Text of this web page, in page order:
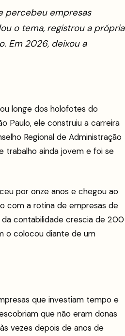
percebeu empresas
o tema, registrou a própria
Em 2026, deixou a
longe dos holofotes do
Paulo, ele construiu a carreira
Regional de Administração
trabalho ainda jovem e foi se
por onze anos e chegou ao
com a rotina de empresas de
contabilidade crescia de 200
o colocou diante de um
que investiam tempo e
que não eram donas
vezes depois de anos de